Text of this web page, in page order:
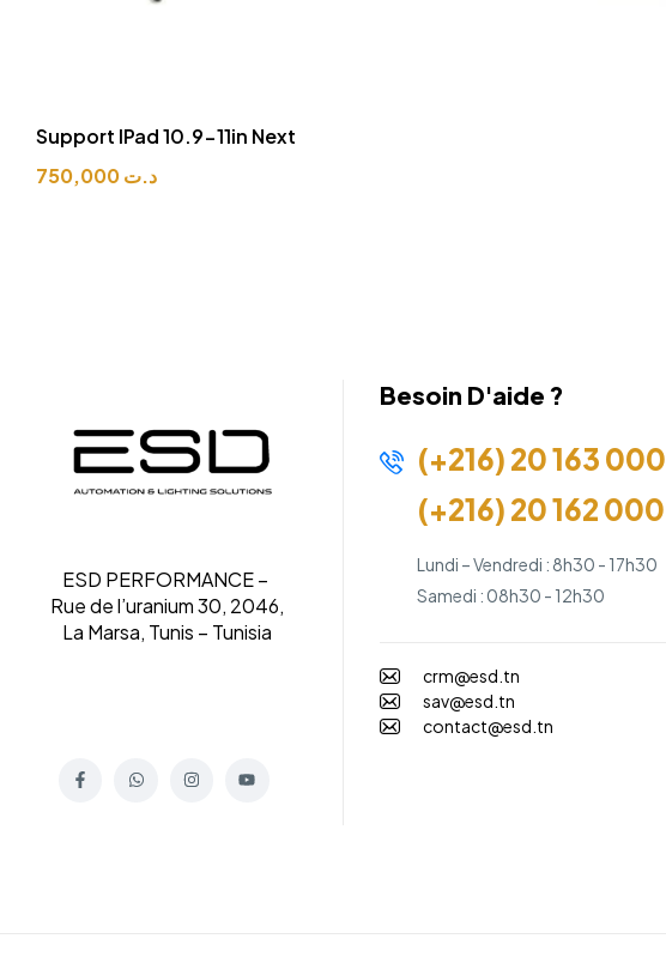
Linea
ESD PERFORMANCE –
Rue de l’uranium 30, 2046,
La Marsa, Tunis – Tunisia
Besoin D'aide ?
(+216) 20 163 000
(+216) 20 162 000
Lundi – Vendredi : 8h30 - 17h30
Samedi : 08h30 - 12h30
crm@esd.tn
sav@esd.tn
contact@esd.tn